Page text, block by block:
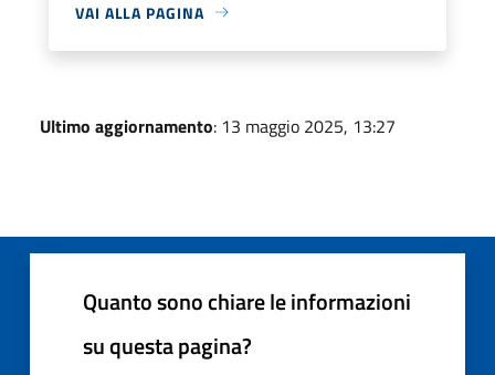
VAI ALLA PAGINA
Ultimo aggiornamento: 13 maggio 2025, 13:27
Quanto sono chiare le informazioni
su questa pagina?